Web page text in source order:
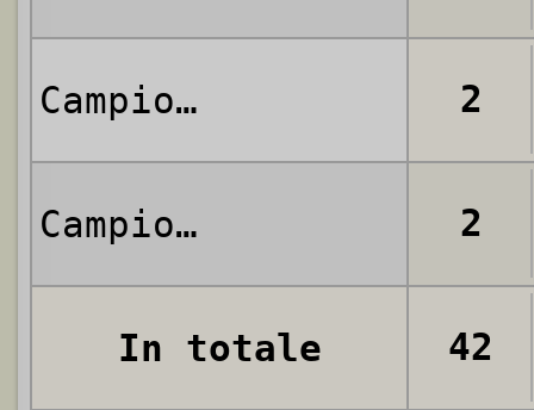
Campionato Nazionale 2
Campionato CCI 2
In totale 42